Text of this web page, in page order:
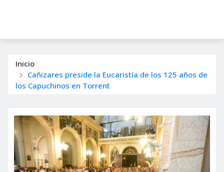
Inicio
Cañizares preside la Eucaristía de los 125 años de
los Capuchinos en Torrent